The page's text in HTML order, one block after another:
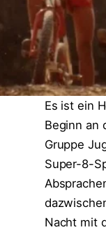
Es ist ein
Beginn an
Gruppe
Super-8-
Nacht mit